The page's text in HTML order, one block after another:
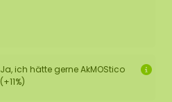
Ja, ich hätte gerne AkMOStico
(+11%)